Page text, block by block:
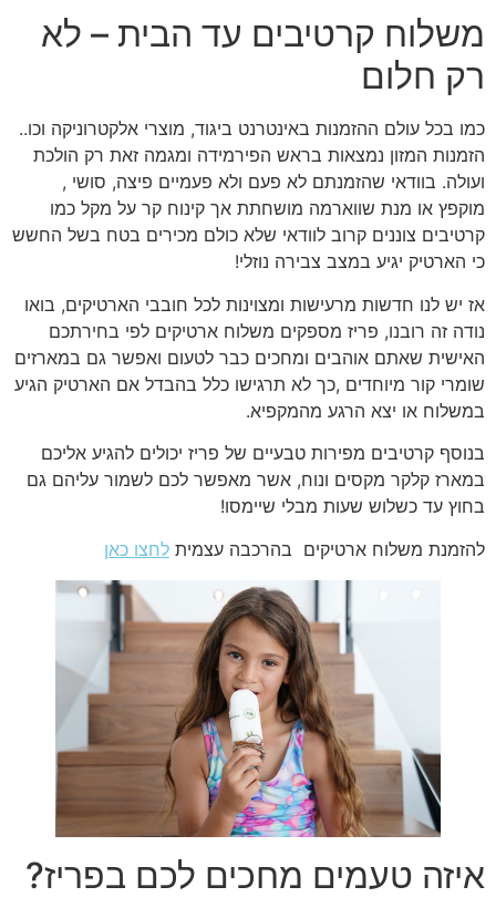
משלוח קרטיבים עד הבית – לא
רק חלום
כמו בכל עולם ההזמנות באינטרנט ביגוד, מוצרי אלקטרוניקה וכו..
הזמנות המזון נמצאות בראש הפירמידה ומגמה זאת רק הולכת
ועולה. בוודאי שהזמנתם לא פעם ולא פעמיים פיצה, סושי ,
מוקפץ או מנת שווארמה מושחתת אך קינוח קר על מקל כמו
קרטיבים צוננים קרוב לוודאי שלא כולם מכירים בטח בשל החשש
כי הארטיק יגיע במצב צבירה נוזלי!
אז יש לנו חדשות מרעישות ומצוינות לכל חובבי הארטיקים, בואו
נודה זה רובנו, פריז מספקים משלוח ארטיקים לפי בחירתכם
האישית שאתם אוהבים ומחכים כבר לטעום ואפשר גם במארזים
שומרי קור מיוחדים ,כך לא תרגישו כלל בהבדל אם הארטיק הגיע
במשלוח או יצא הרגע מהמקפיא.
בנוסף קרטיבים מפירות טבעיים של פריז יכולים להגיע אליכם
במארז קלקר מקסים ונוח, אשר מאפשר לכם לשמור עליהם גם
בחוץ עד כשלוש שעות מבלי שיימסו!
להזמנת משלוח ארטיקים בהרכבה עצמית לחצו כאן
איזה טעמים מחכים לכם בפריז?